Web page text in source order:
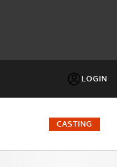
LOGIN
FACTOR
CASTING